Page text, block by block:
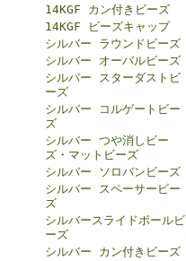
14KGF カン付きビーズ
14KGF ビーズキャップ
シルバー ラウンドビーズ
シルバー オーバルビーズ
シルバー スターダストビ
ーズ
シルバー コルゲートビー
ズ
シルバー つや消しビー
ズ・マットビーズ
シルバー ソロバンビーズ
シルバー スペーサービー
ズ
シルバースライドボールビ
ーズ
シルバー カン付きビーズ